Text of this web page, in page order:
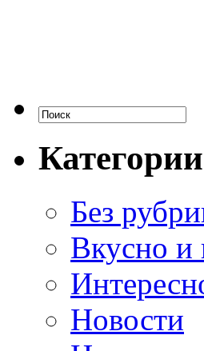
Категории
Без
Вкусно и
Новости